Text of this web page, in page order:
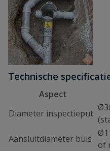
Technische
Aspect
Diameter inspectieput
Aansluitdiameter buis
of